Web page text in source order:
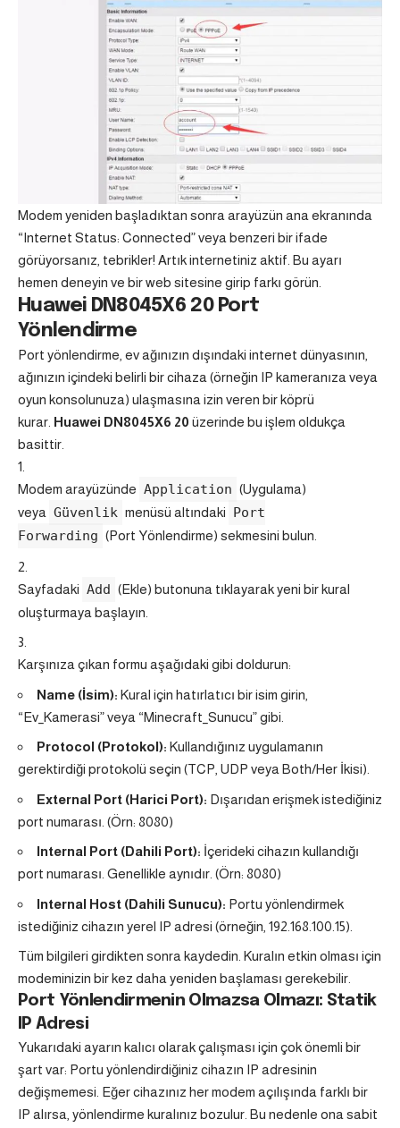
Modem yeniden başladıktan sonra arayüzün ana ekranında
“Internet Status: Connected” veya benzeri bir ifade
görüyorsanız, tebrikler! Artık internetiniz aktif. Bu ayarı
hemen deneyin ve bir web sitesine girip farkı görün.
Huawei DN8045X6 20 Port
Yönlendirme
Port yönlendirme, ev ağınızın dışındaki internet dünyasının,
ağınızın içindeki belirli bir cihaza (örneğin IP kameranıza veya
oyun konsolunuza) ulaşmasına izin veren bir köprü
kurar. Huawei DN8045X6 20 üzerinde bu işlem oldukça
basittir.
Modem arayüzünde Application (Uygulama)
veya Güvenlik menüsü altındaki Port
Forwarding (Port Yönlendirme) sekmesini bulun.
Sayfadaki Add (Ekle) butonuna tıklayarak yeni bir kural
oluşturmaya başlayın.
Karşınıza çıkan formu aşağıdaki gibi doldurun:
Name (İsim): Kural için hatırlatıcı bir isim girin,
“Ev_Kamerasi” veya “Minecraft_Sunucu” gibi.
Protocol (Protokol): Kullandığınız uygulamanın
gerektirdiği protokolü seçin (TCP, UDP veya Both/Her İkisi).
External Port (Harici Port): Dışarıdan erişmek istediğiniz
port numarası. (Örn: 8080)
Internal Port (Dahili Port): İçerideki cihazın kullandığı
port numarası. Genellikle aynıdır. (Örn: 8080)
Internal Host (Dahili Sunucu): Portu yönlendirmek
istediğiniz cihazın yerel IP adresi (örneğin, 192.168.100.15).
Tüm bilgileri girdikten sonra kaydedin. Kuralın etkin olması için
modeminizin bir kez daha yeniden başlaması gerekebilir.
Port Yönlendirmenin Olmazsa Olmazı: Statik
IP Adresi
Yukarıdaki ayarın kalıcı olarak çalışması için çok önemli bir
şart var: Portu yönlendirdiğiniz cihazın IP adresinin
değişmemesi. Eğer cihazınız her modem açılışında farklı bir
IP alırsa, yönlendirme kuralınız bozulur. Bu nedenle ona sabit